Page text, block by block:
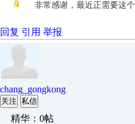
非常感谢，最近正需要这个
回复 引用 举报
chang_gongkong
关注 私信
精华：0帖